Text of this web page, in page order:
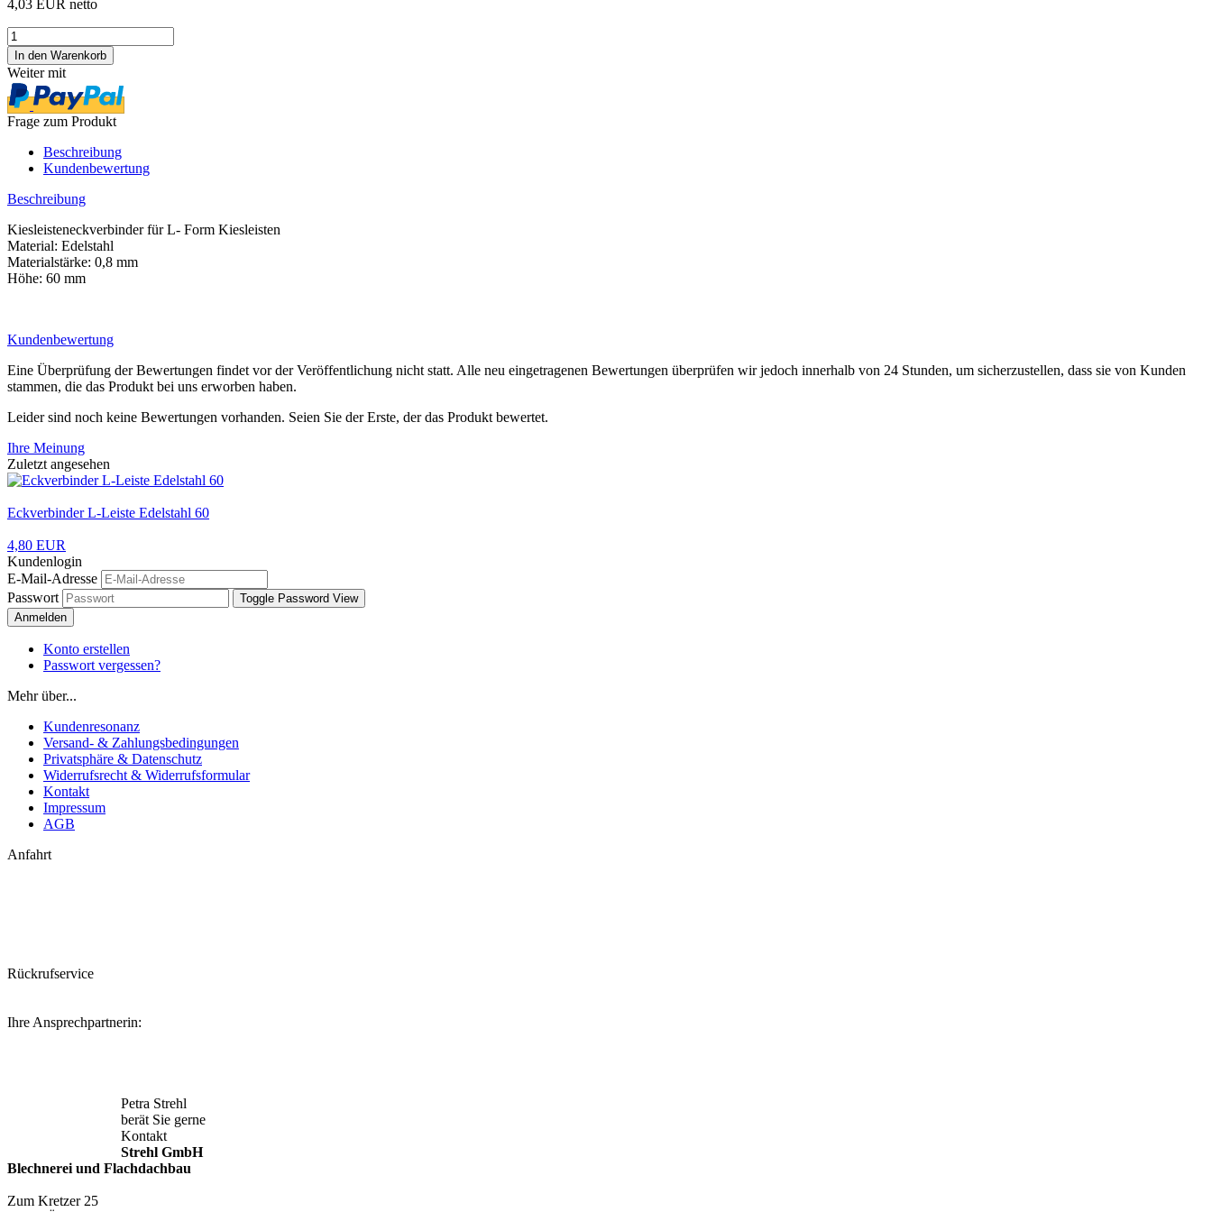
4,03 EUR netto
Weiter mit
Frage zum Produkt
Beschreibung
Kundenbewertung
Beschreibung
Kiesleisteneckverbinder für L- Form Kiesleisten
Material: Edelstahl
Materialstärke: 0,8 mm
Höhe: 60 mm
Kundenbewertung
Eine Überprüfung der Bewertungen findet vor der Veröffentlichung nicht statt. Alle neu eingetragenen Bewertungen überprüfen wir jedoch innerhalb von 24 Stunden, um sicherzustellen, dass sie von Kunden
stammen, die das Produkt bei uns erworben haben.
Leider sind noch keine Bewertungen vorhanden. Seien Sie der Erste, der das Produkt bewertet.
Ihre Meinung
Zuletzt angesehen
Eckverbinder L-Leiste Edelstahl 60
4,80 EUR
Kundenlogin
E-Mail-Adresse
Passwort
Toggle Password View
Anmelden
Konto erstellen
Passwort vergessen?
Mehr über...
Kundenresonanz
Versand- & Zahlungsbedingungen
Privatsphäre & Datenschutz
Widerrufsrecht & Widerrufsformular
Kontakt
Impressum
AGB
Anfahrt
Rückrufservice
Ihre Ansprechpartnerin:
Petra Strehl
berät Sie gerne
Kontakt
Strehl GmbH
Blechnerei und Flachdachbau
Zum Kretzer 25